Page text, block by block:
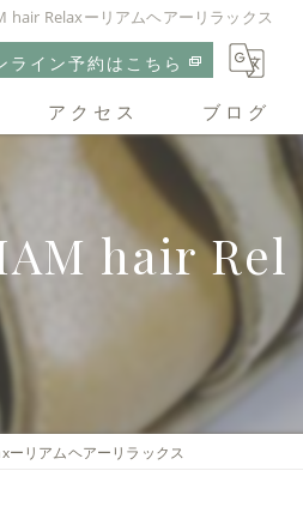
hair Relaxーリアムヘアーリラックス
ライン予約はこちら
アクセス
リアムヘアーリラックス
ブログ
hair Rel
ーリアムヘアーリラックス